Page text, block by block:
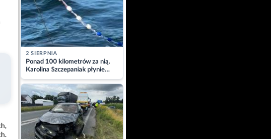
2 SIERPNIA
Ponad 100 kilometrów za nią.
Karolina Szczepaniak płynie
przez Bałtyk dla Piotra.
Aktualizacja